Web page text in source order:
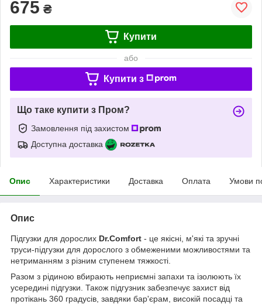
675 ₴
Купити
або
Купити з
Що таке купити з Пром?
Замовлення під захистом
Доступна доставка
Опис Характеристики Доставка Оплата Умови
Опис
Підгузки для дорослих Dr.Comfort - це якісні, м'які та зручні
труси-підгузки для дорослого з обмеженими можливостями та
нетриманням з різним ступенем тяжкості.
Разом з рідиною вбирають неприємні запахи та ізолюють їх
усередині підгузки. Також підгузник забезпечує захист від
протікань 360 градусів, завдяки бар'єрам, високій посадці та